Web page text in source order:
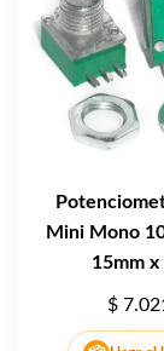
Mini Mono
15mm x
$